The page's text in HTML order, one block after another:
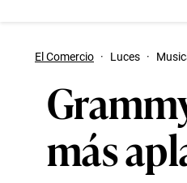
El Comercio · Luces ·
más